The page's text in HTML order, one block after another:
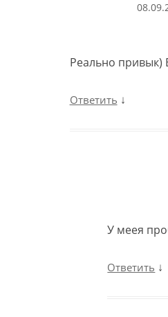
Реально привык)
Ответить ↓
У меея
Ответить ↓